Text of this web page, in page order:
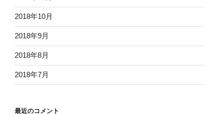
2018年10月
2018年9月
2018年8月
2018年7月
最近のコメント